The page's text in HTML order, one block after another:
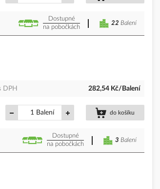
Dostupné
na pobočkách
22 Balení
DPH 282,54 Kč/Balení
Balení do košíku
Dostupné
na pobočkách
3 Balení